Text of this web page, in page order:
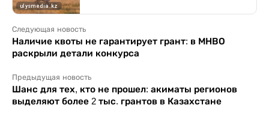
Следующая новость
Наличие квоты не гарантирует грант: в МНВО
раскрыли детали конкурса
Предыдущая новость
Шанс для тех, кто не прошел: акиматы регионов
выделяют более 2 тыс. грантов в Казахстане